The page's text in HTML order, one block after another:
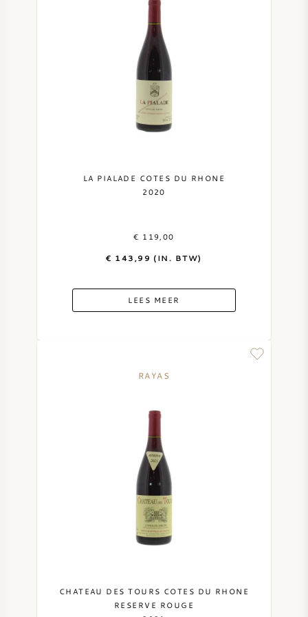
LA PIALADE COTES DU RHONE
2020
€ 119,00
€ 143,99 (IN. BTW)
LEES MEER
RAYAS
CHATEAU DES TOURS COTES DU RHONE
RESERVE ROUGE